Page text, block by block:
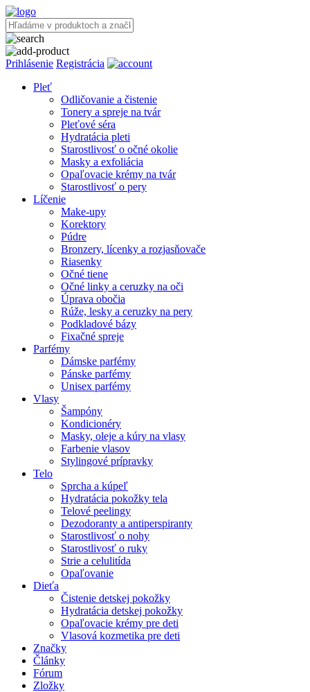
Prihlásenie Registrácia
Pleť
Odličovanie a čistenie
Tonery a spreje na tvár
Pleťové séra
Hydratácia pleti
Starostlivosť o očné okolie
Masky a exfoliácia
Opaľovacie krémy na tvár
Starostlivosť o pery
Líčenie
Make-upy
Korektory
Púdre
Bronzery, lícenky a rozjasňovače
Riasenky
Očné tiene
Očné linky a ceruzky na oči
Úprava obočia
Rúže, lesky a ceruzky na pery
Podkladové bázy
Fixačné spreje
Parfémy
Dámske parfémy
Pánske parfémy
Unisex parfémy
Vlasy
Šampóny
Kondicionéry
Masky, oleje a kúry na vlasy
Farbenie vlasov
Stylingové prípravky
Telo
Sprcha a kúpeľ
Hydratácia pokožky tela
Telové peelingy
Dezodoranty a antiperspiranty
Starostlivosť o nohy
Starostlivosť o ruky
Strie a celulitída
Opaľovanie
Dieťa
Čistenie detskej pokožky
Hydratácia detskej pokožky
Opaľovacie krémy pre deti
Vlasová kozmetika pre deti
Značky
Články
Fórum
Zložky